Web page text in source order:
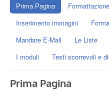
Prima Pagina
Inserimento immagini
Mandare E-Mail
Le Liste
I moduli
Testi scorrevoli e
Prima Pagina